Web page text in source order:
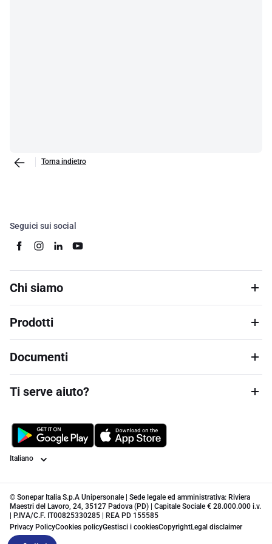
Torna indietro
Seguici sui social
Chi siamo
Prodotti
Documenti
Ti serve aiuto?
Lingua
© Sonepar Italia S.p.A Unipersonale | Sede legale ed amministrativa: Riviera
Maestri del Lavoro, 24, 35127 Padova (PD) | Capitale Sociale € 28.000.000 i.v.
| P.IVA/C.F. IT00825330285 | REA PD 155585
Privacy PolicyCookies policyGestisci i cookiesCopyrightLegal disclaimer